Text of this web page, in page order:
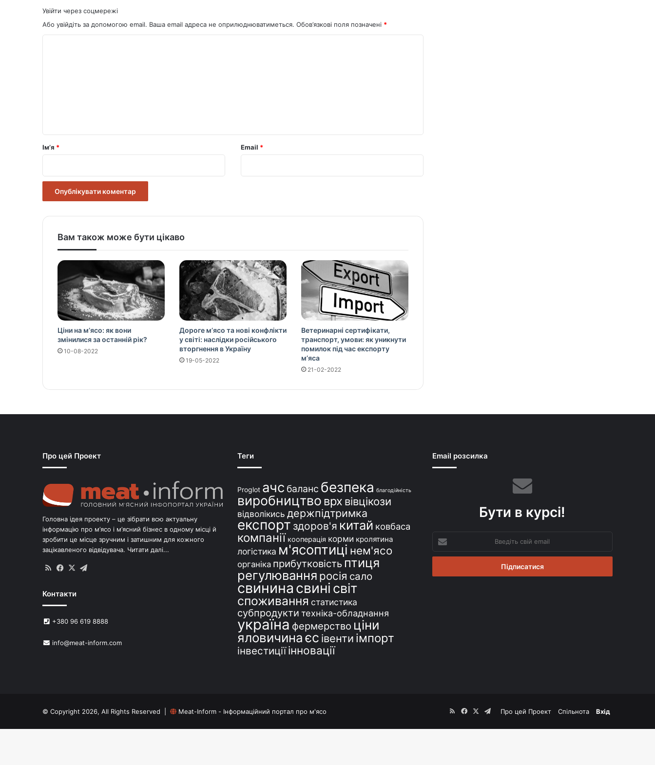
Увійти через соцмережі
Або увійдіть за допомогою email. Ваша email адреса не оприлюднюватиметься. Обов’язкові поля позначені *
рІм’я * Email *
Вам також може бути цікаво
Ціни на м’ясо: як вони
змінилися за останній рік?
10-08-2022
Дороге м’ясо та нові конфлікти
у світі: наслідки російського
вторгнення в Україну
19-05-2022
Ветеринарні сертифікати,
транспорт, умови: як уникнути
помилок під час експорту
м’яса
21-02-2022
Про цей Проект
Головна ідея проекту – це зібрати всю актуальну
інформацію про м’ясо і м’ясний бізнес в одному місці й
зробити це місце зручним і затишним для кожного
зацікавленого відвідувача. Читати далі...
RSS Facebook
X
Контакти
+380 96 619 8888
info@meat-inform.com
Теги
Proglot ачс баланс безпека благодійність
виробництво врх вівцікози
відволікись держпідтримка
експорт здоров'я китай ковбаса
компанії кооперація корми кролятина
логістика м'ясоптиці нем'ясо
органіка прибутковість птиця
регулювання росія сало
свинина свині світ
споживання статистика
субпродукти техніка-обладнання
україна фермерство ціни
яловичинаєс івенти імпорт
інвестиції інновації
Email розсилка
Бути в курсі!
свій
email
© Copyright 2026, All Rights Reserved | Meat-Inform - Інформаційний портал про м'ясо Про цей Проект Спільнота Вхід
RSSFacebookTelegram